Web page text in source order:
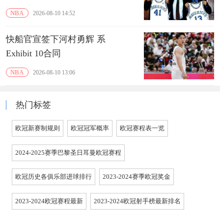
NBA 2026-08-10 14:52
快船官宣签下河村勇辉 系
Exhibit 10合同
NBA 2026-08-10 13:06
热门标签
欧冠新赛制规则 欧冠冠军概率 欧冠赛程表一览
2024-2025赛季巴黎圣日耳曼欧冠赛程
欧冠历史各俱乐部进球排行 2023-2024赛季欧冠奖金
2023-2024欧冠赛程最新 2023-2024欧冠射手榜最新排名